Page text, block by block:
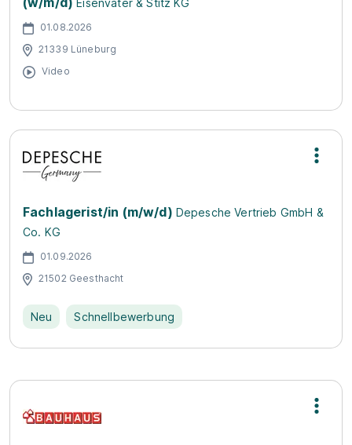
Eisenvater & Stitz KG
01.08.2026
21339 Lüneburg
Video
Fachlagerist/in (m/w/d) Depesche Vertrieb GmbH &
Co. KG
01.09.2026
21502 Geesthacht
Neu Schnellbewerbung